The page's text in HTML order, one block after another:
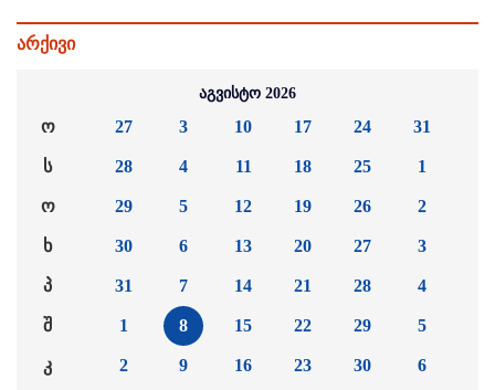
არქივი
აგვისტო 2026
ო
ს
ო
ხ
პ
შ
კ
27
28
29
30
31
1
2
3
4
5
6
7
8
9
10
11
12
13
14
15
16
17
18
19
20
21
22
23
24
25
26
27
28
29
30
31
1
2
3
4
5
6